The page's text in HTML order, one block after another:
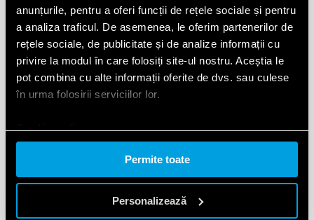
anunțurile, pentru a oferi funcții de rețele sociale și pentru
a analiza traficul. De asemenea, le oferim partenerilor de
rețele sociale, de publicitate și de analize informații cu
privire la modul în care folosiți site-ul nostru. Aceștia le
pot combina cu alte informații oferite de dvs. sau culese
în urma folosirii serviciilor lor.
Cookie policy.
Permite toate
Personalizează